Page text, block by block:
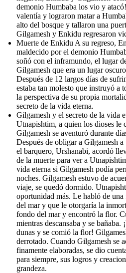
demonio Humbaba los vio y
valentía y lograron matar a
alto del bosque y tallaron una
Gilgamesh y Enkidu regresaron
Muerte de Enkidu A su regreso,
maldecido por el demonio
soñó con el inframundo, el lugar
Gilgamesh que era un lugar
Después de 12 largos días de
estaba tan molesto que instruyó
la perspectiva de su propia
secreto de la vida eterna.
Gilgamesh y el secreto de la vida
Utnapishtim, a quien los dioses le
Gilgamesh se aventuró durante
Después de obligar a Gilgamesh
el barquero, Urshanabi, acordó
de la muerte para ver a
vida eterna si Gilgamesh podía
noches. Gilgamesh estuvo de
viaje, se quedó dormido.
oportunidad más. Le habló de
del mar y que le otorgaría la
fondo del mar y encontró la flor.
mientras descansaba y se bañaba.
dunas y se comió la flor!
derrotado. Cuando Gilgamesh se
finamente elaboradas, se dio
para siempre, sus logros y
grandeza.